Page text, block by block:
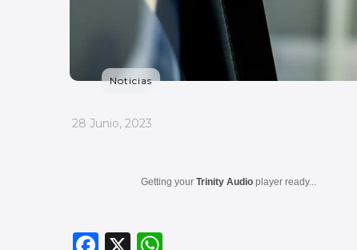
Noticias
_
28 Junio, 2023
Getting your Trinity Audio player ready...